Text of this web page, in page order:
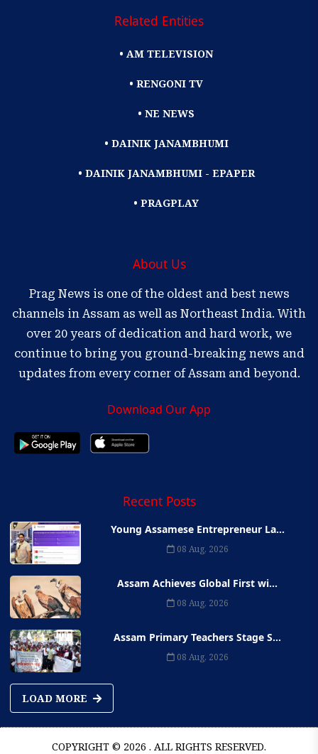
Related Entities
• AM TELEVISION
• RENGONI TV
• NE NEWS
• DAINIK JANAMBHUMI
• DAINIK JANAMBHUMI - EPAPER
• PRAGPLAY
About Us
Prag News is one of the oldest and best news
channels in Assam as well as Northeast India. With
over 20 years of dedication and hard work, we
continue to bring you ground-breaking news and
updates from every corner of Assam and beyond.
Download Our App
Recent Posts
Young Assamese Entrepreneur La...
08 Aug, 2026
Assam Achieves Global First wi...
08 Aug, 2026
Assam Primary Teachers Stage S...
08 Aug, 2026
LOAD MORE
COPYRIGHT © 2026 . ALL RIGHTS RESERVED.